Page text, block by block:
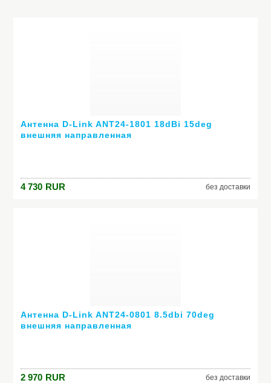
Антенна D-Link ANT24-1801 18dBi 15deg
внешняя направленная
4 730 RUR без доставки
Антенна D-Link ANT24-0801 8.5dbi 70deg
внешняя направленная
2 970 RUR без доставки